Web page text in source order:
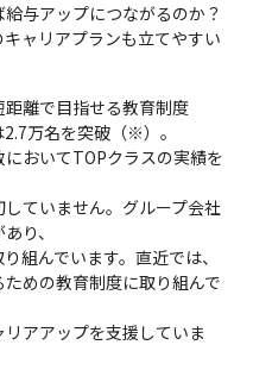
与アップにつながるのか？
ャリアプランも立てやすい
離で目指せる教育制度
万名を突破（※）。
おいてTOPクラスの実績を
ていません。グループ会社
り、
組んでいます。直近では、
めの教育制度に取り組んで
リアアップを支援していま